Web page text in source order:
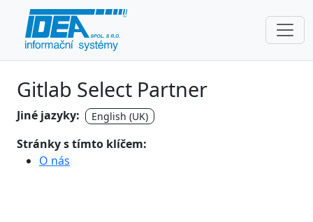
Gitlab Select Partner
Jiné jazyky: English (UK)
Stránky s tímto klíčem:
O nás